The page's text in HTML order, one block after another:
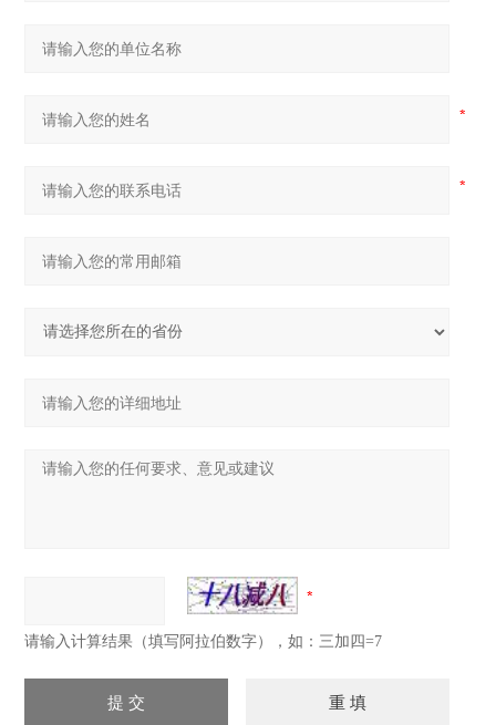
请输入计算结果（填写阿拉伯数字），如：三加四=7